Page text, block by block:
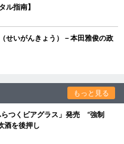
指南】
せいがんきょう）－本田雅俊の政
もっと見る
つくビアグラス」発売 “強制
酒を後押し